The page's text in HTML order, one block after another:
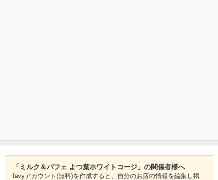
「ミルク＆パフェ よつ葉ホワイトコージ」の関係者様へ
favyアカウント(無料)を作成すると、自分のお店の情報を編集し掲